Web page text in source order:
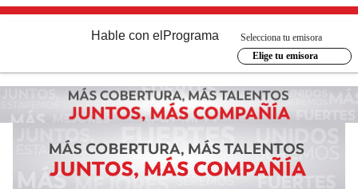
Hable con el Programa
Selecciona tu emisora
Elige tu emisora